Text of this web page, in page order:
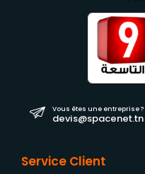
Vous êtes une entreprise ?
devis@spacenet.tn
Service Client